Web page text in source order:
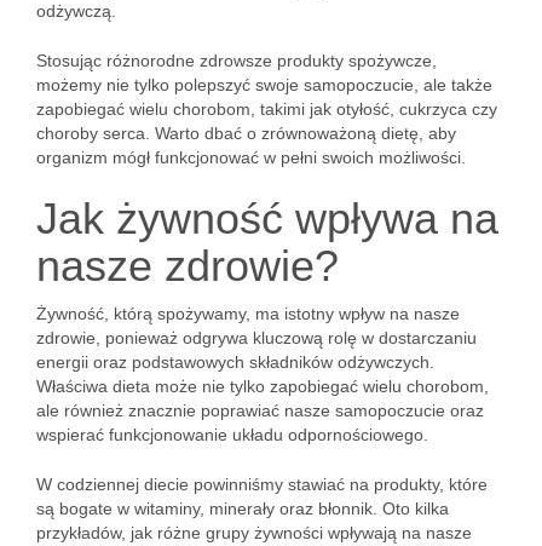
odżywczą.
Stosując różnorodne zdrowsze produkty spożywcze,
możemy nie tylko polepszyć swoje samopoczucie, ale także
zapobiegać wielu chorobom, takimi jak otyłość, cukrzyca czy
choroby serca. Warto dbać o zrównoważoną dietę, aby
organizm mógł funkcjonować w pełni swoich możliwości.
Jak żywność wpływa na
nasze zdrowie?
Żywność, którą spożywamy, ma istotny wpływ na nasze
zdrowie, ponieważ odgrywa kluczową rolę w dostarczaniu
energii oraz podstawowych składników odżywczych.
Właściwa dieta może nie tylko zapobiegać wielu chorobom,
ale również znacznie poprawiać nasze samopoczucie oraz
wspierać funkcjonowanie układu odpornościowego.
W codziennej diecie powinniśmy stawiać na produkty, które
są bogate w witaminy, minerały oraz błonnik. Oto kilka
przykładów, jak różne grupy żywności wpływają na nasze